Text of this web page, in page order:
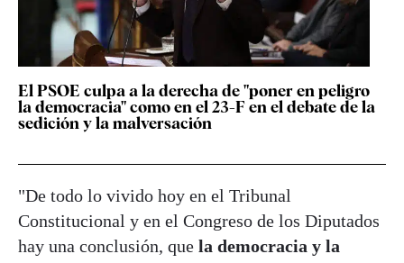
El PSOE culpa a la derecha de "poner en peligro
la democracia" como en el 23-F en el debate de la
sedición y la malversación
"De todo lo vivido hoy en el Tribunal
Constitucional y en el Congreso de los Diputados
hay una conclusión, que la democracia y la